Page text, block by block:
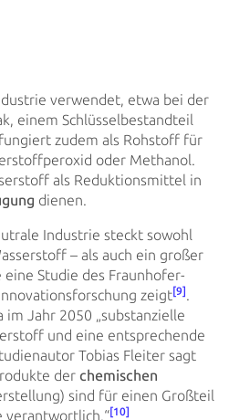
verwendet, etwa bei der
einem Schlüsselbestandteil
zudem als Rohstoff für
oder Methanol.
als Reduktionsmittel in
dienen.
Industrie steckt sowohl
– als auch ein großer
eine Studie des Fraunhofer-
zeigt[9].
im Jahr 2050 „substanzielle
und eine entsprechende
Tobias Fleiter sagt
der chemischen
sind für einen Großteil
verantwortlich.“[10]